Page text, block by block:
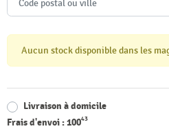
Aucun stock disponible dans les
Livraison à domicile
Frais d'envoi :10043